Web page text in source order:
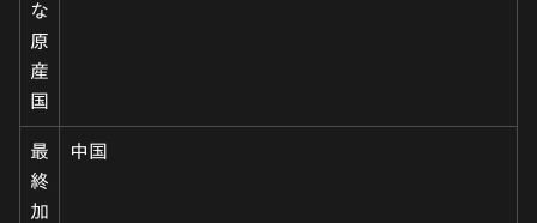
な
原
産
国
最
終
加
中国